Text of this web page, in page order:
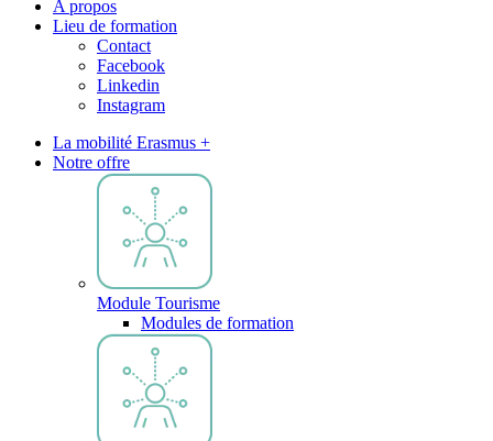
A propos
Lieu de formation
Contact
Facebook
Linkedin
Instagram
La mobilité Erasmus +
Notre offre
Module Tourisme
Modules de formation